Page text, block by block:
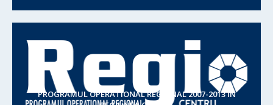
PROGRAMUL OPERATIONAL REGIONAL 2007-2013 IN